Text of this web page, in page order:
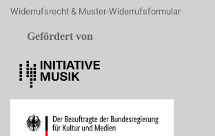
Widerrufsrecht & Muster-Widerrufsformular
Gefördert von